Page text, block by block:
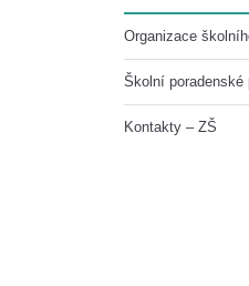
Organizace
Školní poradenské
Kontakty – ZŠ